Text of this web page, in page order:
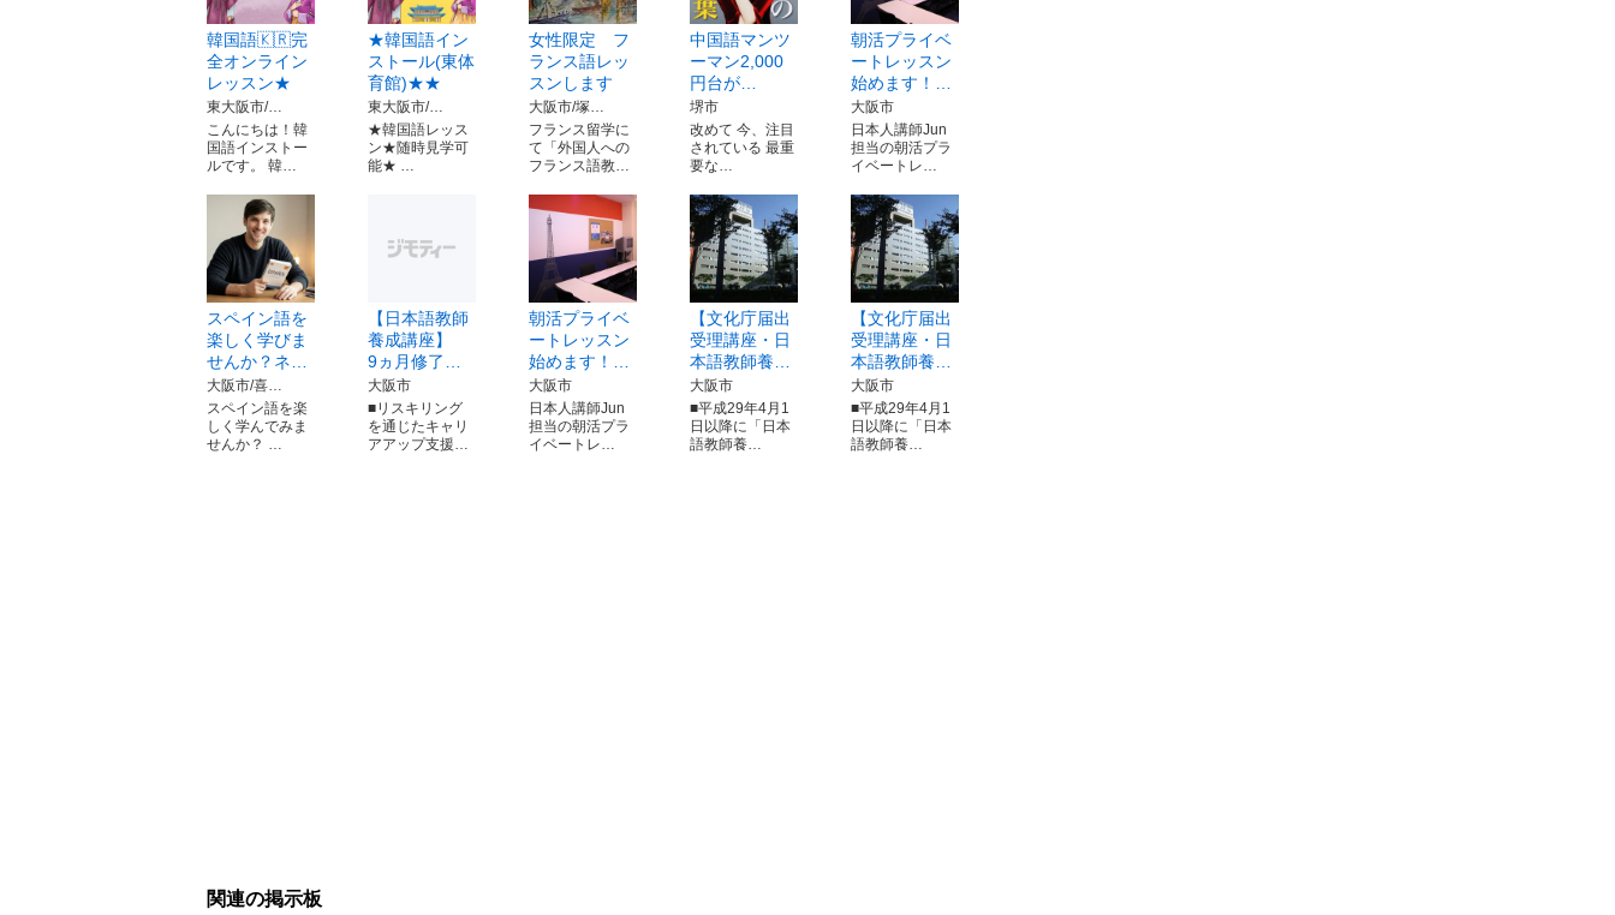
韓国語🇰🇷完
全オンライン
レッスン★
東大阪市/…
こんにちは！韓
国語インストー
ルです。 韓…
★韓国語イン
ストール(東体
育館)★★
東大阪市/…
★韓国語レッス
ン★随時見学可
能★ …
女性限定 フ
ランス語レッ
スンします
大阪市/塚…
フランス留学に
て「外国人への
フランス語教…
中国語マンツ
ーマン2,000
円台が…
堺市
改めて 今、注目
されている 最重
要な…
朝活プライベ
ートレッスン
始めます！…
大阪市
日本人講師Jun
担当の朝活プラ
イベートレ…
スペイン語を
楽しく学びま
せんか？ネ…
大阪市/喜…
スペイン語を楽
しく学んでみま
せんか？ …
【日本語教師
養成講座】
9ヵ月修了…
大阪市
■リスキリング
を通じたキャリ
アアップ支援…
朝活プライベ
ートレッスン
始めます！…
大阪市
日本人講師Jun
担当の朝活プラ
イベートレ…
【文化庁届出
受理講座・日
本語教師養…
大阪市
■平成29年4月1
日以降に「日本
語教師養…
【文化庁届出
受理講座・日
本語教師養…
大阪市
■平成29年4月1
日以降に「日本
語教師養…
関連の掲示板